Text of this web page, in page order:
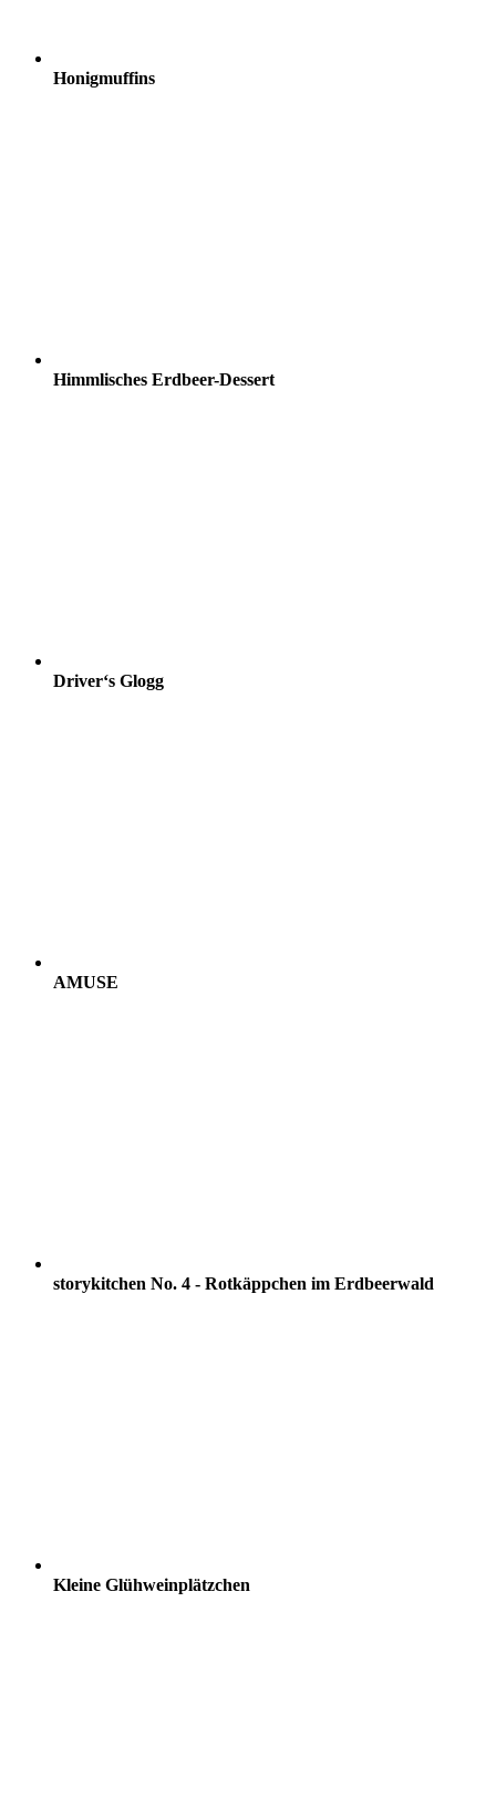
Honigmuffins
Himmlisches Erdbeer-Dessert
Driver‘s Glogg
AMUSE
storykitchen No. 4 - Rotkäppchen im Erdbeerwald
Kleine Glühweinplätzchen